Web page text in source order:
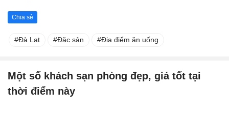
Chia sẻ
Đà Lạt Đặc sản Địa điểm ăn uống
Một số khách sạn phòng đẹp, giá tốt tại
thời điểm này